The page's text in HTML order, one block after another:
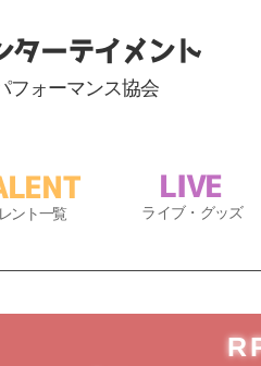
ターテイメント
フォーマンス協会
レント一覧
​LIVE
ライブ・ グッズ